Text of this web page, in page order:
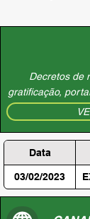
Decretos de
gratificação,
Data
03/02/2023